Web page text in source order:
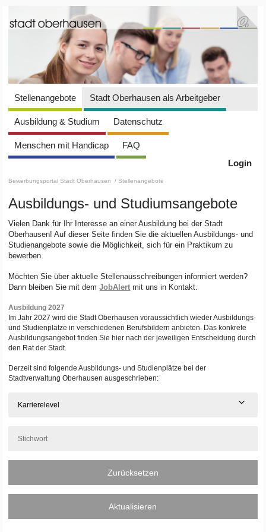
Stellenangebote Stadt Oberhausen als Arbeitgeber
Ausbildung & Studium Datenschutz
Menschen mit Handicap
FAQ
Login
Bewerbungsportal Stadt Oberhausen / Stellenangebote
Ausbildungs- und Studiumsangebote
Vielen Dank für Ihr Interesse an einer Ausbildung bei der Stadt
Oberhausen! Auf dieser Seite finden Sie die aktuellen Ausbildungs- und
Studienangebote sowie die Möglichkeit, sich für ein Praktikum zu
bewerben.
Möchten Sie über aktuelle Stellenausschreibungen informiert werden?
Dann bleiben Sie mit demJobAlert mit uns in Kontakt.
Ausbildung 2027
Im Jahr 2027 wird die Stadt Oberhausen voraussichtlich wieder Ausbildungs-
und Studienplätze in verschiedenen Berufsbildern anbieten. Das konkrete
Ausbildungsangebot finden Sie hier nach der jeweiligen Entscheidung durch
den Rat der Stadt.
Derzeit sind folgende Ausbildungs- und Studienplätze bei der
Stadtverwaltung Oberhausen ausgeschrieben:
Karrierelevel
Zurücksetzen
Aktualisieren